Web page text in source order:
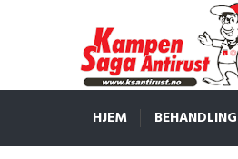
HJEM